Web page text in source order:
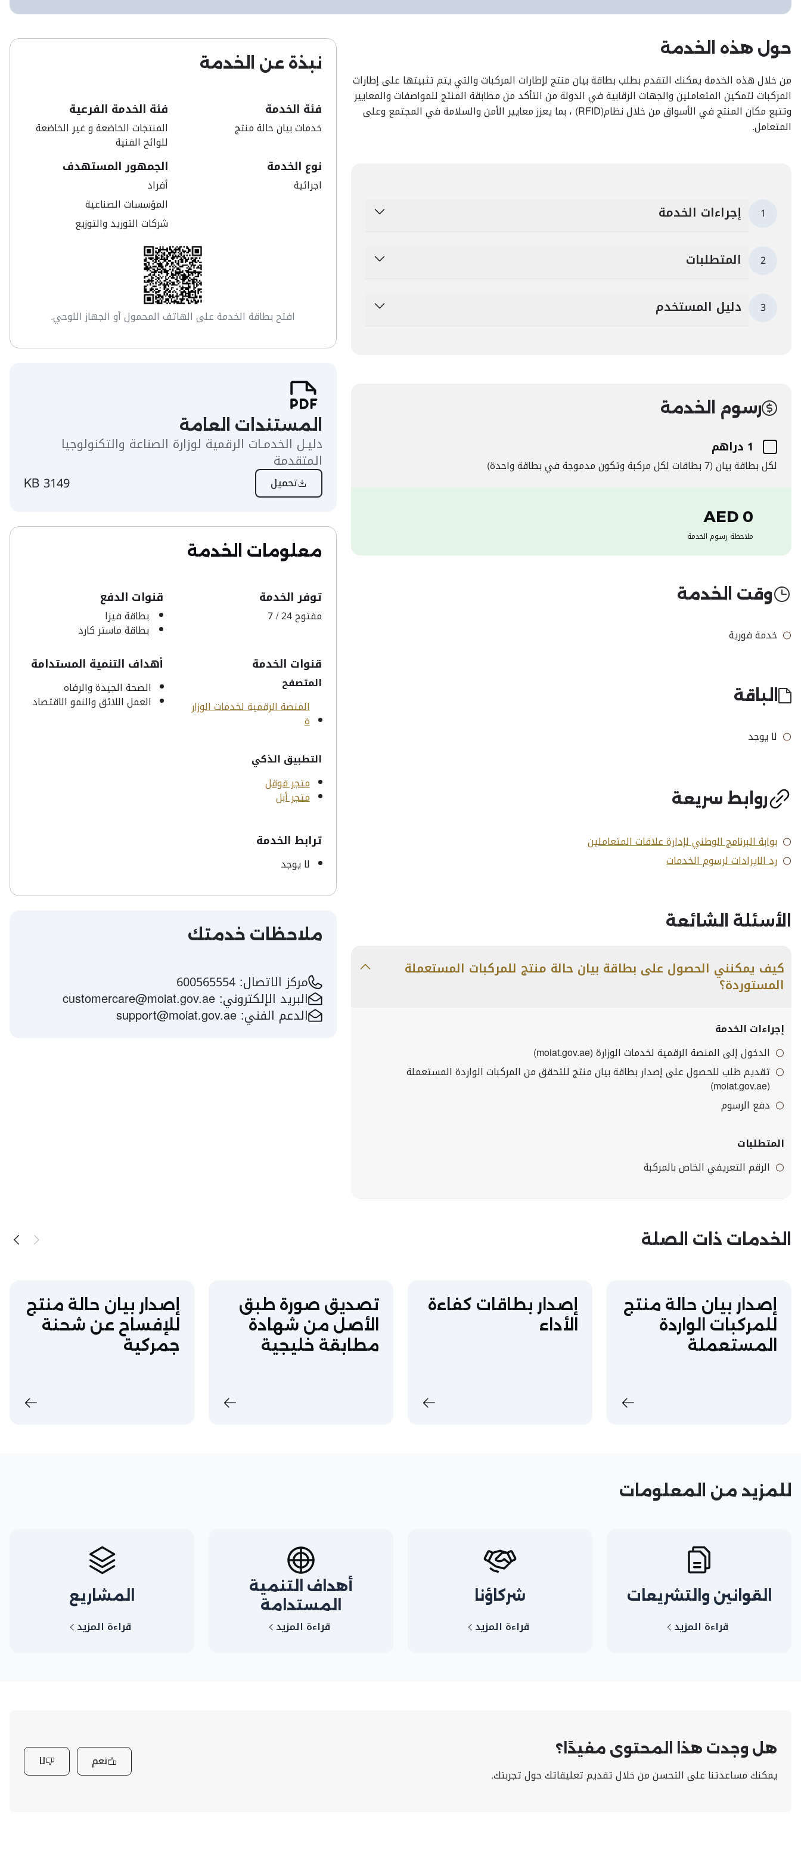
حول هذه الخدمة
من خلال هذه الخدمة يمكنك التقدم بطلب بطاقة بيان منتج لإطارات المركبات والتي يتم تثبيتها على إطارات
المركبات لتمكين المتعاملين والجهات الرقابية في الدولة من التأكد من مطابقة المنتج للمواصفات والمعايير
وتتبع مكان المنتج في الأسواق من خلال نظام(RFID) ، بما يعزز معايير الأمن والسلامة في المجتمع وعلى
المتعامل.
1 إجراءات الخدمة
2 المتطلبات
3 دليل المستخدم
رسوم الخدمة
1 دراهم
لكل بطاقة بيان (7 بطاقات لكل مركبة وتكون مدموجة في بطاقة واحدة)
0 AED
ملاحظة رسوم الخدمة
وقت الخدمة
خدمة فورية
الباقة
لا يوجد
روابط سريعة
بوابة البرنامج الوطني لإدارة علاقات المتعاملين
رد الايرادات لرسوم الخدمات
الأسئلة الشائعة
كيف يمكنني الحصول على بطاقة بيان حالة منتج للمركبات المستعملة
المستوردة؟
إجراءات الخدمة
الدخول إلى المنصة الرقمية لخدمات الوزارة (moiat.gov.ae)
تقديم طلب للحصول على إصدار بطاقة بيان منتج للتحقق من المركبات الواردة المستعملة
(moiat.gov.ae)
دفع الرسوم
المتطلبات
الرقم التعريفي الخاص بالمركبة
نبذة عن الخدمة
فئة الخدمة
​خدمات بيان حالة منتج
فئة الخدمة الفرعية
المنتجات الخاضعة و غير الخاضعة
للوائح الفنية
نوع الخدمة
اجرائية
الجمهور المستهدف
أفراد
المؤسسات الصناعية
شركات التوريد والتوزيع
افتح بطاقة الخدمة على الهاتف المحمول أو الجهاز اللوحي.
المستندات العامة
دليـل الخدمـات الرقمية لوزارة الصناعة والتكنولوجيا
المتقدمة
تحميل 3149 KB
معلومات الخدمة
توفر الخدمة
مفتوح 24 / 7
قنوات الدفع
بطاقة فيزا
بطاقة ماستر كارد
قنوات الخدمة
المتصفح
المنصة الرقمية لخدمات الوزار
ة
التطبيق الذكي
متجر قوقل
متجر أبل
أهداف التنمية المستدامة
الصحة الجيدة والرفاه
العمل اللائق والنمو الاقتصاد
ترابط الخدمة
لا يوجد
ملاحظات خدمتك
مركز الاتصال:600565554
البريد الإلكتروني:customercare@moiat.gov.ae
الدعم الفني:support@moiat.gov.ae
الخدمات ذات الصلة
إصدار بيان حالة منتج
للمركبات الواردة
المستعملة​
إصدار بطاقات كفاءة
الأداء
تصديق صورة طبق
الأصل من شهادة
مطابقة خليجية
إصدار بيان حالة منتج
للإفساح عن شحنة
جمركية
للمزيد من المعلومات
القوانين والتشريعات
قراءة المزيد
شركاؤنا
قراءة المزيد
أهداف التنمية
المستدامة
قراءة المزيد
المشاريع
قراءة المزيد
هل وجدت هذا المحتوى مفيدًا؟
يمكنك مساعدتنا على التحسن من خلال تقديم تعليقاتك حول تجربتك.
نعم لا